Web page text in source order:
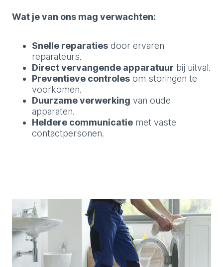
Wat je van ons mag verwachten:
Snelle reparaties door ervaren
reparateurs.
Direct vervangende apparatuur bij uitval.
Preventieve controles om storingen te
voorkomen.
Duurzame verwerking van oude
apparaten.
Heldere communicatie met vaste
contactpersonen.